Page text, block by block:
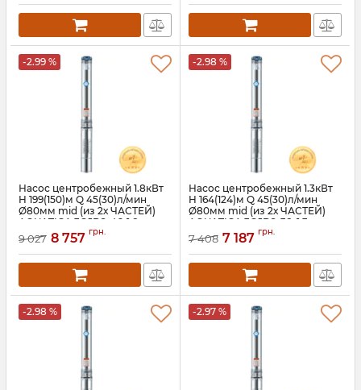
-2.99 %
Насос центробежный 1.8кВт
H 199(150)м Q 45(30)л/мин
Ø80мм mid (из 2х ЧАСТЕЙ)
AQUATICA 3QJD2-46-1.8
(778107)
9 027 8 757 грн.
-2.98 %
Насос центробежный 1.3кВт
H 164(124)м Q 45(30)л/мин
Ø80мм mid (из 2х ЧАСТЕЙ)
AQUATICA 3QJD2-38-1.3
(778106)
7 408 7 187 грн.
-2.98 % -2.97 %